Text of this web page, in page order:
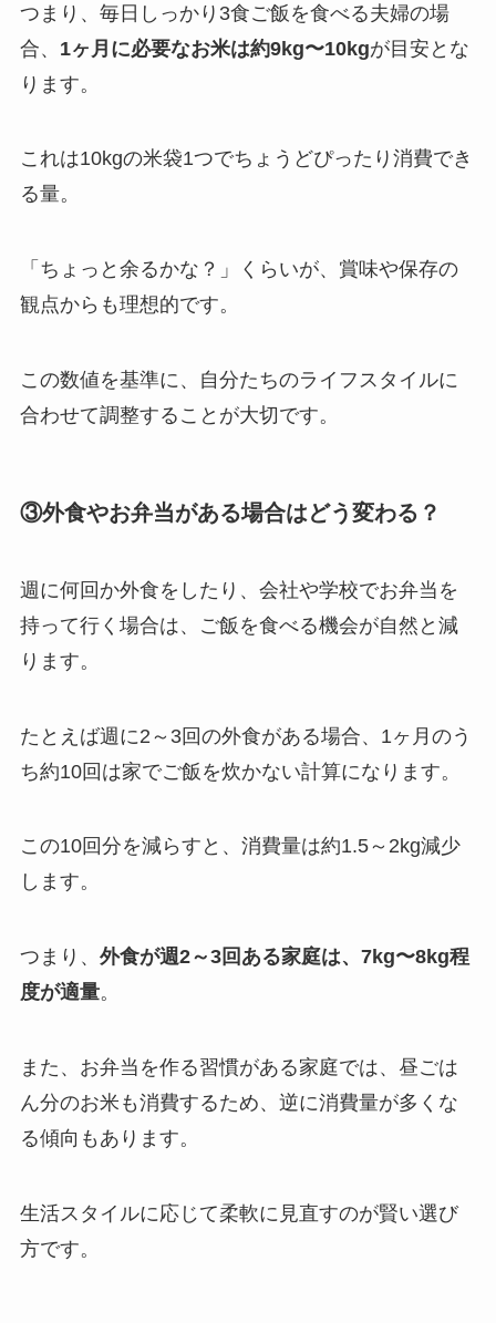
つまり、毎日しっかり3食ご飯を食べる夫婦の場
合、 1ヶ月に必要なお米は約9kg〜10kgが目安とな
ります。
これは10kgの米袋1つでちょうどぴったり消費でき
る量。
「ちょっと余るかな？」くらいが、賞味や保存の
観点からも理想的です。
この数値を基準に、自分たちのライフスタイルに
合わせて調整することが大切です。
③外食やお弁当がある場合はどう変わる？
週に何回か外食をしたり、会社や学校でお弁当を
持って行く場合は、ご飯を食べる機会が自然と減
ります。
たとえば週に2～3回の外食がある場合、1ヶ月のう
ち約10回は家でご飯を炊かない計算になります。
この10回分を減らすと、消費量は約1.5～2kg減少
します。
つまり、 外食が週2～3回ある家庭は、7kg〜8kg程
度が適量。
また、お弁当を作る習慣がある家庭では、昼ごは
ん分のお米も消費するため、逆に消費量が多くな
る傾向もあります。
生活スタイルに応じて柔軟に見直すのが賢い選び
方です。